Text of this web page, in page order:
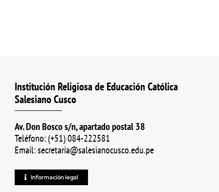
Institución Religiosa de Educación Católica
Salesiano Cusco
Av. Don Bosco s/n, apartado postal 38
Teléfono: (+51) 084-222581
Email: secretaria@salesianocusco.edu.pe
Información legal